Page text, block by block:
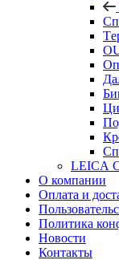
LEICA
О компании
Оплата и
Политика
Новости
Контакты